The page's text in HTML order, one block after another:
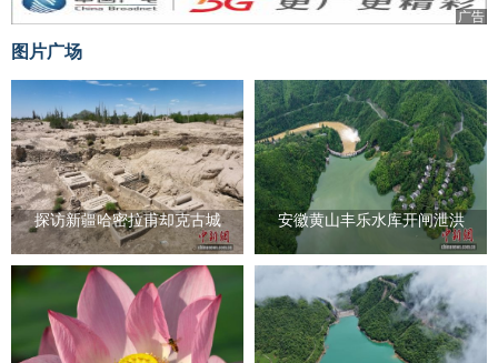
广告
图片广场
探访新疆哈密拉甫却克古城 安徽黄山丰乐水库开闸泄洪